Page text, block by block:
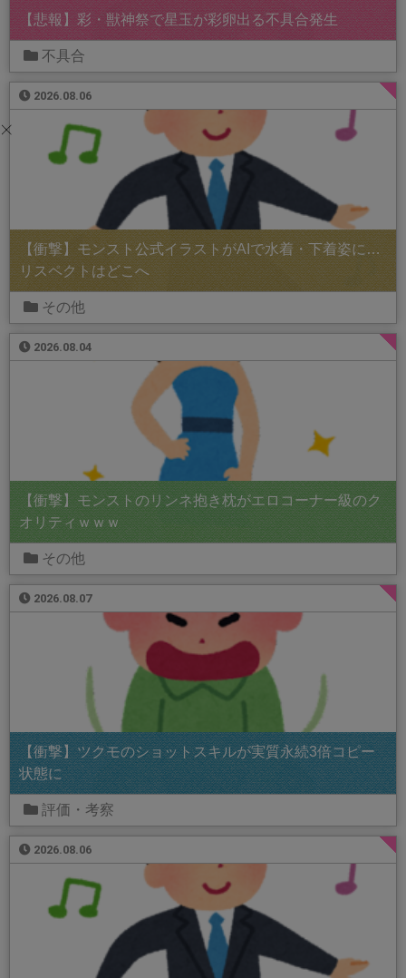
【悲報】彩・獣神祭で星玉が彩卵出る不具合発生
不具合
2026.08.06
【衝撃】モンスト公式イラストがAIで水着・下着姿に…
リスペクトはどこへ
その他
2026.08.04
【衝撃】モンストのリンネ抱き枕がエロコーナー級のク
オリティｗｗｗ
その他
2026.08.07
【衝撃】ツクモのショットスキルが実質永続3倍コピー
状態に
評価・考察
2026.08.06